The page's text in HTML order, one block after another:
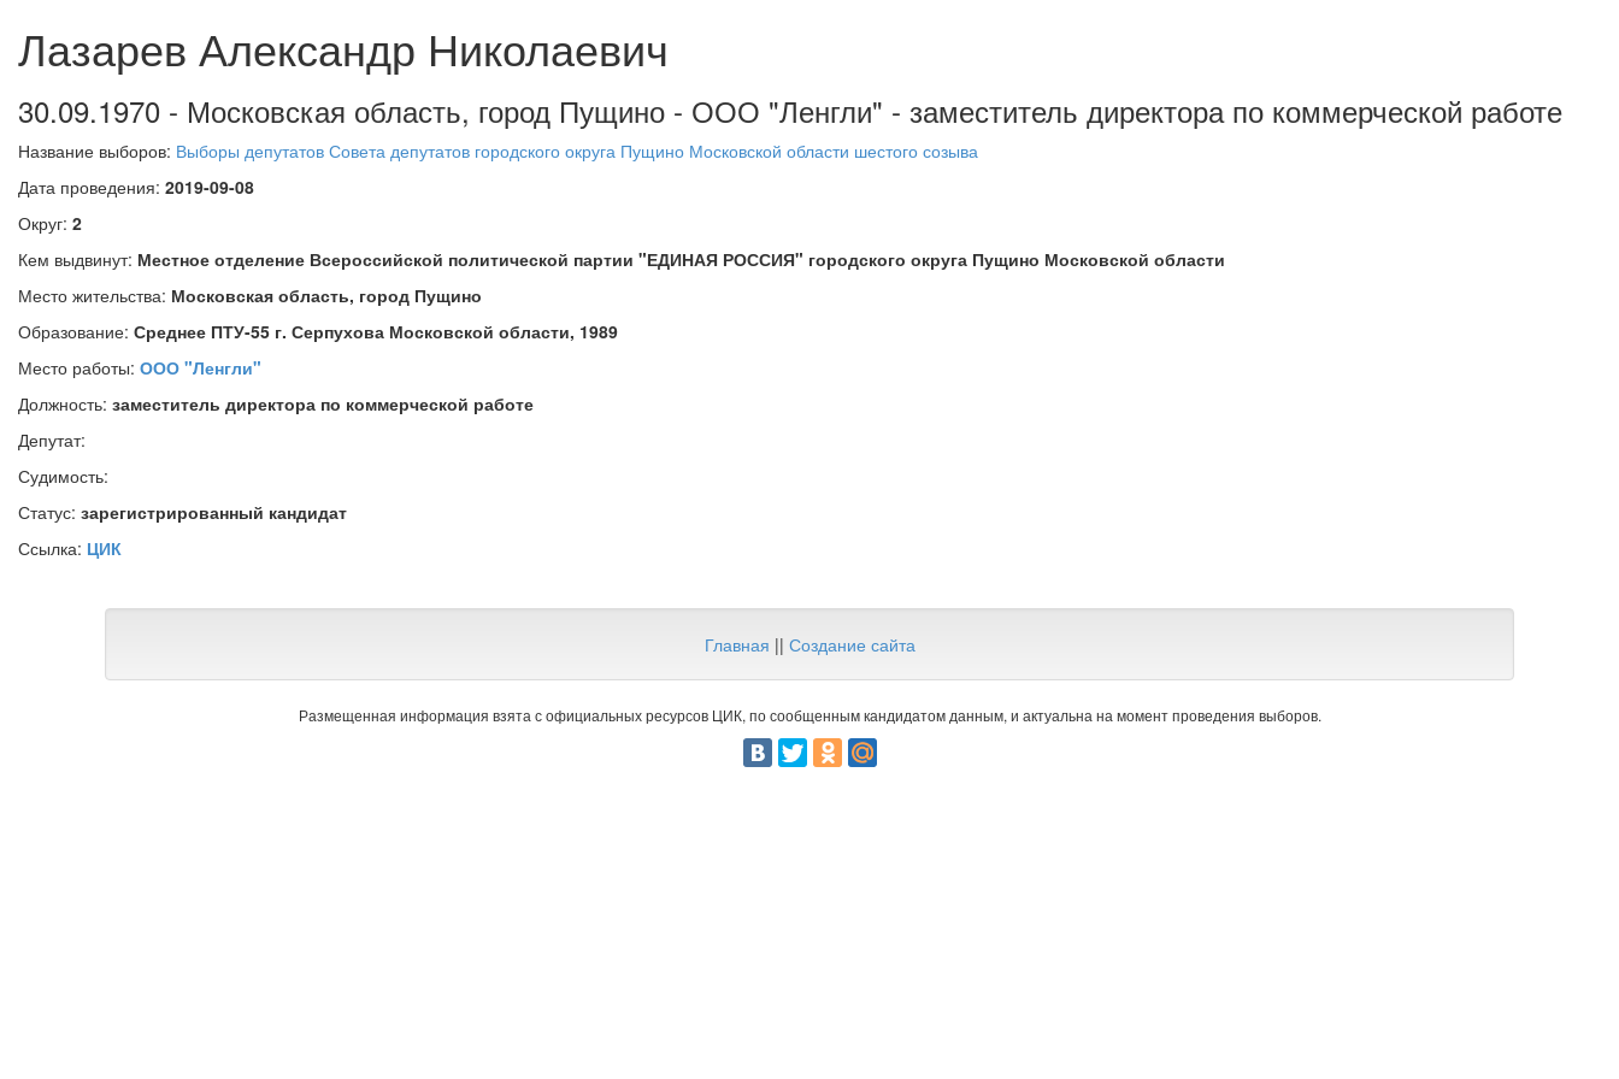
Лазарев Александр Николаевич
30.09.1970 - Московская область, город Пущино - ООО "Ленгли" - заместитель директора по коммерческой работе
Название выборов: Выборы депутатов Совета депутатов городского округа Пущино Московской области шестого созыва
Дата проведения: 2019-09-08
Округ: 2
Кем выдвинут: Местное отделение Всероссийской политической партии "ЕДИНАЯ РОССИЯ" городского округа Пущино Московской области
Место жительства: Московская область, город Пущино
Образование: Среднее ПТУ-55 г. Серпухова Московской области, 1989
Место работы: ООО "Ленгли"
Должность: заместитель директора по коммерческой работе
Депутат:
Судимость:
Статус: зарегистрированный кандидат
Ссылка: ЦИК
Главная || Создание сайта
Размещенная информация взята с официальных ресурсов ЦИК, по сообщенным кандидатом данным, и актуальна на момент проведения выборов.